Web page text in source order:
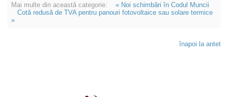
Mai multe din această categorie:
« Noi schimbări în Codul Muncii
Cotă redusă de TVA pentru panouri fotovoltaice sau solare termice
»
înapoi la antet